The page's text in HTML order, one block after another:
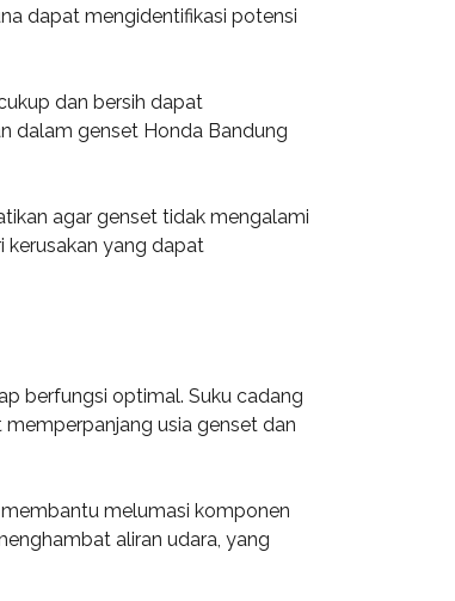
dapat mengidentifikasi potensi
dan bersih dapat
dalam genset Honda Bandung
agar genset tidak mengalami
kerusakan yang dapat
berfungsi optimal. Suku cadang
usia genset dan
melumasi komponen
aliran udara, yang